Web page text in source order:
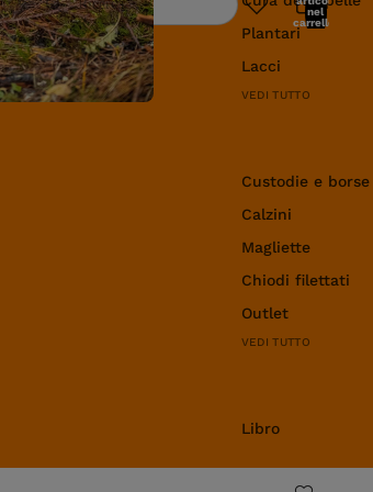
Plantari
Lacci
VEDI TUTTO
Custodie e
Calzini
Magliette
Chiodi filettati
Outlet
VEDI TUTTO
Libro
Ricerca
nel
carrello: